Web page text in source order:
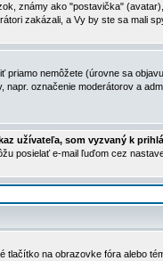
známy ako "postavička"
zakázali, a Vy by ste sa mali
priamo nemôžete (úrovne sa
napr. označenie moderátorov a
užívateľa, som vyzvaný k
posielať e-mail ľuďom cez
tlačítko na obrazovke fóra alebo